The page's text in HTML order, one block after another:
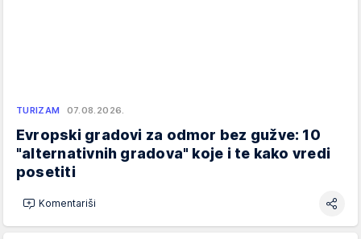
TURIZAM 07.08.2026.
Evropski gradovi za odmor bez gužve: 10
"alternativnih gradova" koje i te kako vredi
posetiti
Komentariši